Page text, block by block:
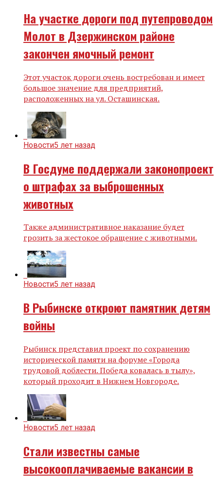
На участке дороги под путепроводом
Молот в Дзержинском районе
закончен ямочный ремонт
Этот участок дороги очень востребован и имеет
большое значение для предприятий,
расположенных на ул. Осташинская.
Новости5 лет назад
В Госдуме поддержали законопроект
о штрафах за выброшенных
животных
Также административное наказание будет
грозить за жестокое обращение с животными.
Новости5 лет назад
В Рыбинске откроют памятник детям
войны
Рыбинск представил проект по сохранению
исторической памяти на форуме «Города
трудовой доблести. Победа ковалась в тылу»,
который проходит в Нижнем Новгороде.
Новости5 лет назад
Стали известны самые
высокооплачиваемые вакансии в